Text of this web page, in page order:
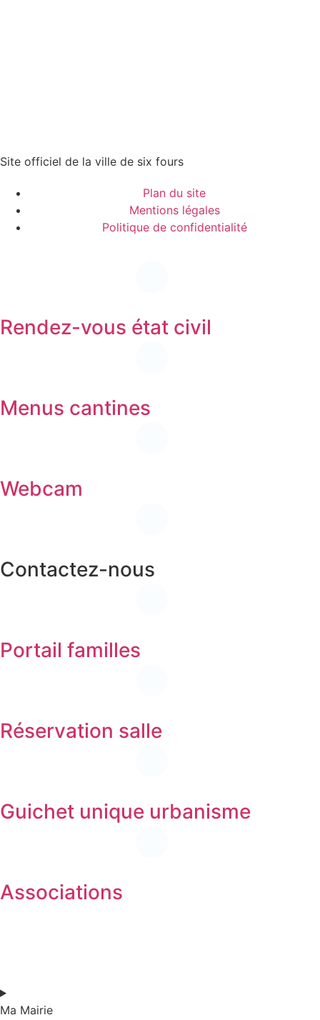
Site officiel de la ville de six fours
Plan du site
Mentions légales
Politique de confidentialité
Rendez-vous état civil
Menus cantines
Webcam
Contactez-nous
Portail familles
Réservation salle
Guichet unique urbanisme
Associations
Ma Mairie